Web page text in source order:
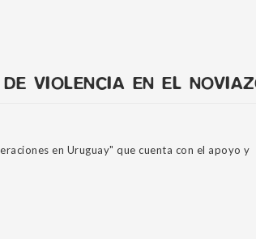
VIOLENCIA EN EL
en Uruguay" que cuenta con el apoyo y